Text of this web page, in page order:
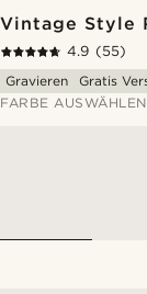
Vintage Style
4.9 (55)
Gravieren
Gratis
FARBE AUSWÄHLEN